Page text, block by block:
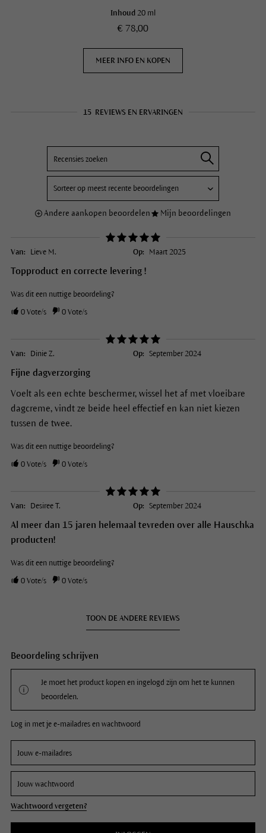
Inhoud 20 ml
€ 78,00
MEER INFO EN KOPEN
15 REVIEWS EN ERVARINGEN
Andere aankopen beoordelen Mijn beoordelingen
Van: Lieve M. Op: Maart 2025
Topproduct en correcte levering !
Was dit een nuttige beoordeling?
0Vote/s 0Vote/s
Van: Dinie Z. Op: September 2024
Fijne dagverzorging
Voelt als een echte beschermer, wissel het af met vloeibare
dagcreme, vindt ze beide heel effectief en kan niet kiezen
tussen de twee.
Was dit een nuttige beoordeling?
0Vote/s 0Vote/s
Van: Desiree T. Op: September 2024
Al meer dan 15 jaren helemaal tevreden over alle Hauschka
producten!
Was dit een nuttige beoordeling?
0Vote/s 0Vote/s
TOON DE ANDERE REVIEWS
Beoordeling schrijven
Je moet het product kopen en ingelogd zijn om het te kunnen
beoordelen.
Log in met je e-mailadres en wachtwoord
Wachtwoord vergeten?